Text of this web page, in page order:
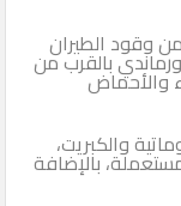
إنرجيز الطائرة بـ 27 طناً من وقود الطيران
بالقرب من
والأحماض
والكبريت،
بالإضافة